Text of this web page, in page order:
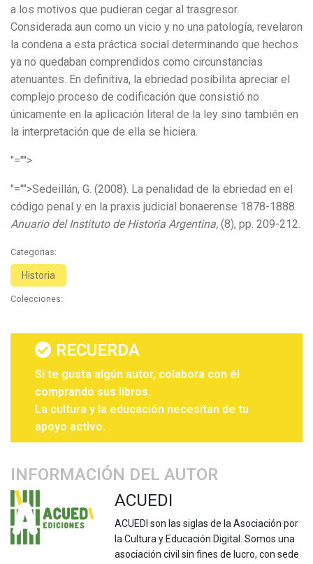
a los motivos que pudieran cegar al trasgresor.
Considerada aun como un vicio y no una patología, revelaron
la condena a esta práctica social determinando que hechos
ya no quedaban comprendidos como circunstancias
atenuantes. En definitiva, la ebriedad posibilita apreciar el
complejo proceso de codificación que consistió no
únicamente en la aplicación literal de la ley sino también en
la interpretación que de ella se hiciera.
"="">
"="">Sedeillán, G. (2008). La penalidad de la ebriedad en el
código penal y en la praxis judicial bonaerense 1878-1888.
Anuario del Instituto de Historia Argentina, (8), pp. 209-212.
Categorias:
Historia
Colecciones:
RECUERDA
Si te gusta algún autor, colabora con él
comprando sus libros.
La cultura y la educación necesitan de tu
apoyo activo.
INFORMACIÓN DEL AUTOR
ACUEDI
ACUEDI son las siglas de la Asociación por
la Cultura y Educación Digital. Somos una
asociación civil sin fines de lucro, con sede